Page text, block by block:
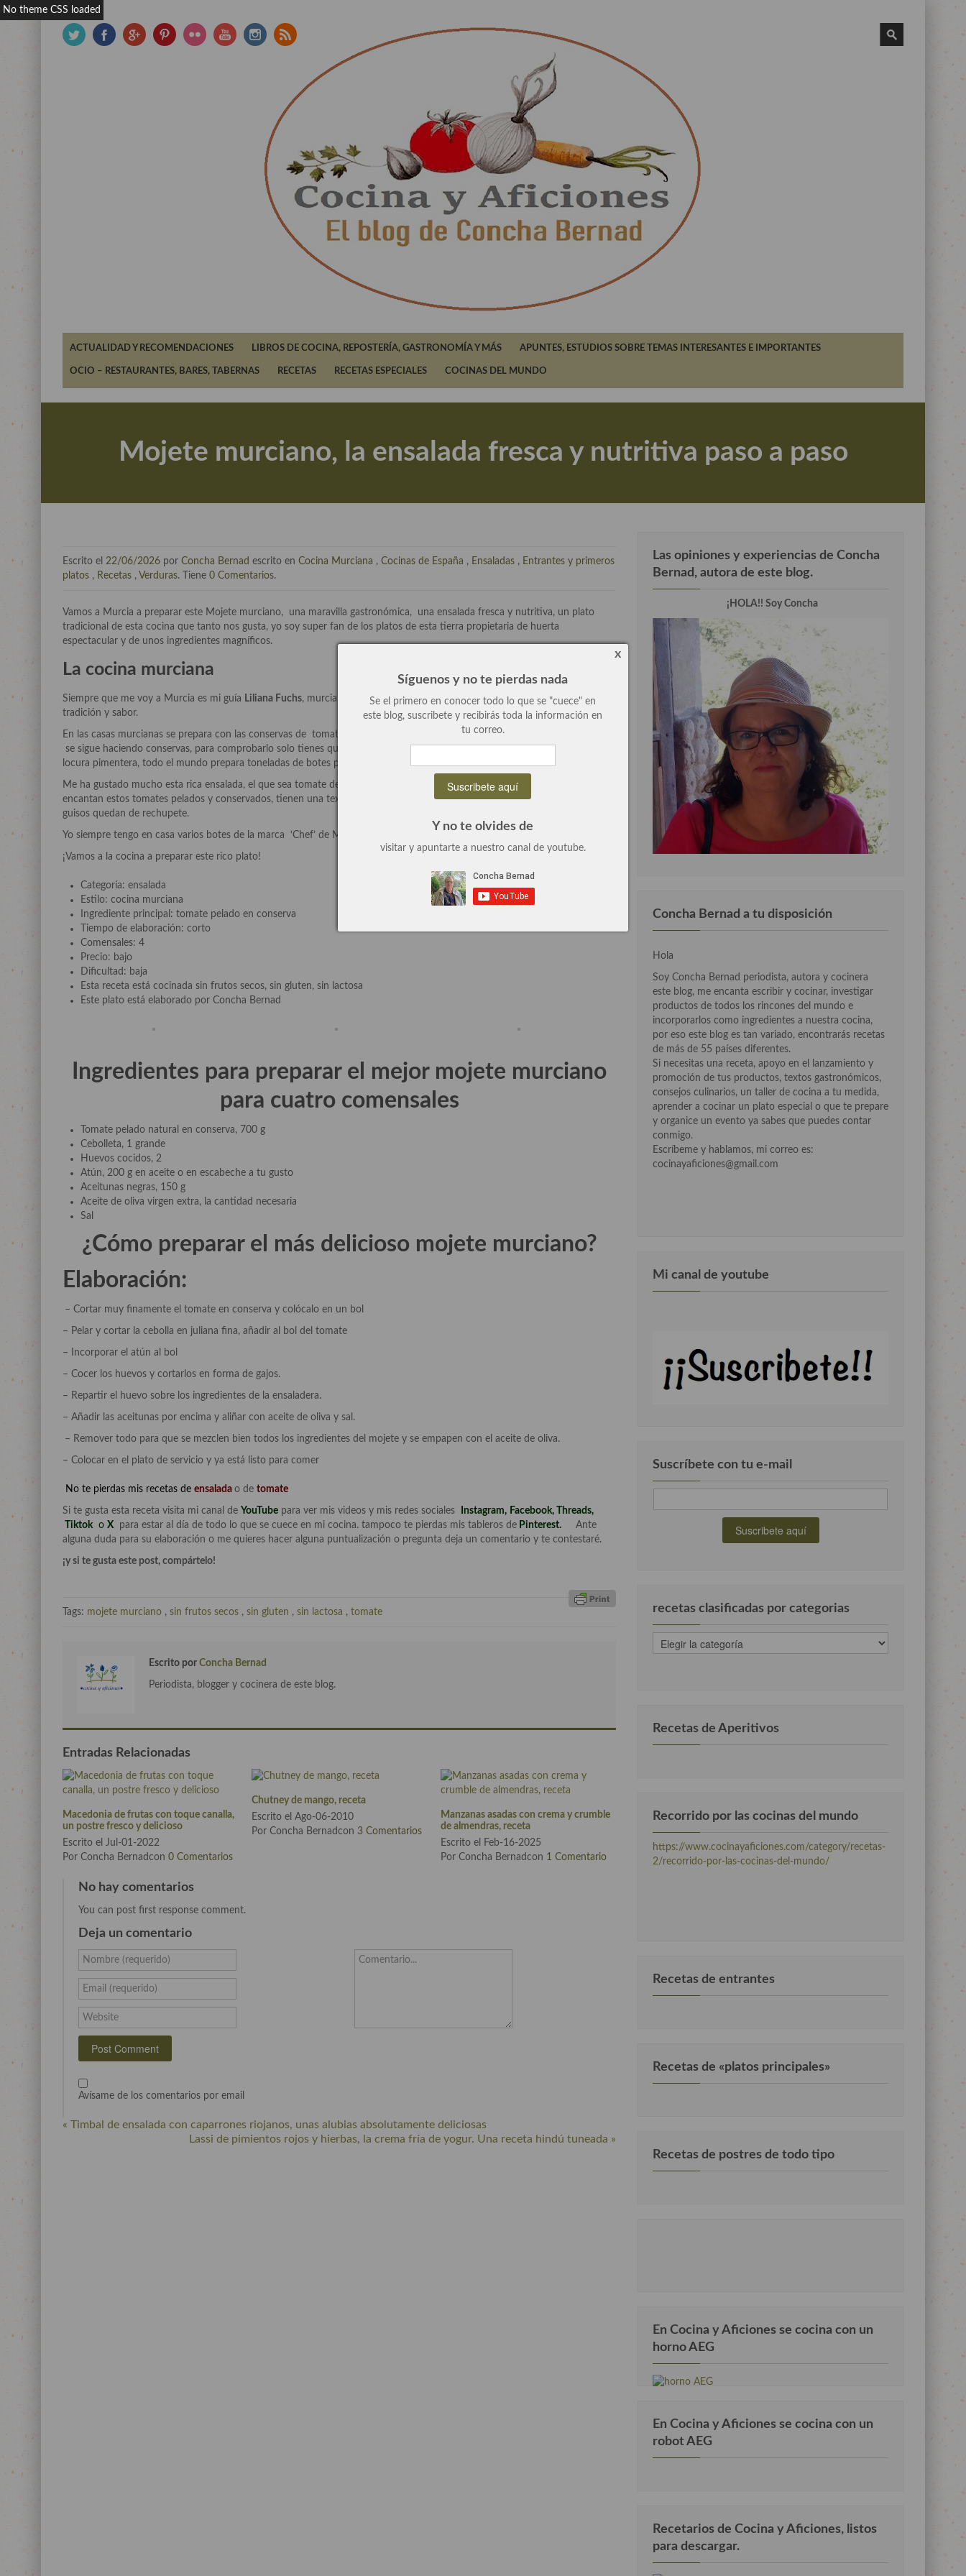
ACTUALIDAD Y RECOMENDACIONES LIBROS DE COCINA, REPOSTERÍA, GASTRONOMÍA Y MÁS APUNTES, ESTUDIOS SOBRE TEMAS INTERESANTES E IMPORTANTES
OCIO – RESTAURANTES, BARES, TABERNAS RECETAS RECETAS ESPECIALES COCINAS DEL MUNDO
Mojete murciano, la ensalada fresca y nutritiva paso a paso
Escrito el 22/06/2026 por Concha Bernad escrito en Cocina Murciana , Cocinas de España , Ensaladas , Entrantes y primeros
platos , Recetas , Verduras. Tiene 0 Comentarios.
Vamos a Murcia a preparar este Mojete murciano, una maravilla gastronómica, una ensalada fresca y nutritiva, un plato
tradicional de esta cocina que tanto nos gusta, yo soy super fan de los platos de esta tierra propietaria de huerta
espectacular y de unos ingredientes magníficos.
La cocina murciana
Siempre que me voy a Murcia es mi guía Liliana Fuchs, murciana de pro que nos brinda las recetas de su familia, pura
tradición y sabor.
En las casas murcianas se prepara con las conservas de tomate que se realizan en la temporada, porqué si amigos y amigas
se sigue haciendo conservas, para comprobarlo solo tienes que ir a La Rioja en la temporada de los piquillos e imbuirte en la
locura pimentera, todo el mundo prepara toneladas de botes para disfrutar todo el año.
Me ha gustado mucho esta rica ensalada, el que sea tomate de bote le da un toque muy especial y un sabor genial. A mí me
encantan estos tomates pelados y conservados, tienen una textura y un sabor muy especial que se transmite a tus platos, los
guisos quedan de rechupete.
Yo siempre tengo en casa varios botes de la marca ‘Chef’ de Makro son de una gran calidad.
¡Vamos a la cocina a preparar este rico plato!
Categoría: ensalada
Estilo: cocina murciana
Ingrediente principal: tomate pelado en conserva
Tiempo de elaboración: corto
Comensales: 4
Precio: bajo
Dificultad: baja
Esta receta está cocinada sin frutos secos, sin gluten, sin lactosa
Este plato está elaborado por Concha Bernad
Ingredientes para preparar el mejor mojete murciano
para cuatro comensales
Tomate pelado natural en conserva, 700 g
Cebolleta, 1 grande
Huevos cocidos, 2
Atún, 200 g en aceite o en escabeche a tu gusto
Aceitunas negras, 150 g
Aceite de oliva virgen extra, la cantidad necesaria
Sal
¿Cómo preparar el más delicioso mojete murciano?
Elaboración:
– Cortar muy finamente el tomate en conserva y colócalo en un bol
– Pelar y cortar la cebolla en juliana fina, añadir al bol del tomate
– Incorporar el atún al bol
– Cocer los huevos y cortarlos en forma de gajos.
– Repartir el huevo sobre los ingredientes de la ensaladera.
– Añadir las aceitunas por encima y aliñar con aceite de oliva y sal.
– Remover todo para que se mezclen bien todos los ingredientes del mojete y se empapen con el aceite de oliva.
– Colocar en el plato de servicio y ya está listo para comer
No te pierdas mis recetas de ensalada o de tomate
Si te gusta esta receta visita mi canal de YouTube para ver mis videos y mis redes sociales Instagram, Facebook,
Threads,
Tiktoko X para estar al día de todo lo que se cuece en mi cocina. tampoco te pierdas mis tableros de Pinterest. Ante
alguna duda para su elaboración o me quieres hacer alguna puntualización o pregunta deja un comentario y te contestaré.
¡y si te gusta este post, compártelo!
Tags: mojete murciano , sin frutos secos , sin gluten , sin lactosa , tomate
Escrito por Concha Bernad
Periodista, blogger y cocinera de este blog.
Entradas Relacionadas
Macedonia de frutas con toque canalla,
un postre fresco y delicioso
Escrito el Jul-01-2022
Por Concha Bernadcon 0 Comentarios
Chutney de mango, receta
Escrito el Ago-06-2010
Por Concha Bernadcon3 Comentarios
Manzanas asadas con crema y crumble
de almendras, receta
Escrito el Feb-16-2025
Por Concha Bernadcon 1 Comentario
No hay comentarios
You can post first response comment.
Deja un comentario
Nombre (requerido)
Email (requerido)
Website
Comentario...
Avísame de los comentarios por email
« Timbal de ensalada con caparrones riojanos, unas alubias absolutamente deliciosas
Lassi de pimientos rojos y hierbas, la crema fría de yogur. Una receta hindú tuneada »
Las opiniones y experiencias de Concha
Bernad, autora de este blog.
¡HOLA!! Soy Concha
Concha Bernad a tu disposición
Hola
Soy Concha Bernad periodista, autora y cocinera
este blog, me encanta escribir y cocinar, investigar
productos de todos los rincones del mundo e
incorporarlos como ingredientes a nuestra cocina,
por eso este blog es tan variado, encontrarás recetas
de más de 55 países diferentes.
Si necesitas una receta, apoyo en el lanzamiento y
promoción de tus productos, textos gastronómicos,
consejos culinarios, un taller de cocina a tu medida,
aprender a cocinar un plato especial o que te prepare
y organice un evento ya sabes que puedes contar
conmigo.
Escríbeme y hablamos, mi correo es:
cocinayaficiones@gmail.com
Mi canal de youtube
Suscríbete con tu e-mail
recetas clasificadas por categorias
recetas
clasificadas
Recetas de Aperitivos
Recorrido por las cocinas del mundo
https://www.cocinayaficiones.com/category/recetas-
2/recorrido-por-las-cocinas-del-mundo/
Recetas de entrantes
Recetas de «platos principales»
Recetas de postres de todo tipo
En Cocina y Aficiones se cocina con un
horno AEG
En Cocina y Aficiones se cocina con un
robot AEG
Recetarios de Cocina y Aficiones, listos
para descargar.
x
Síguenos y no te pierdas nada
Se el primero en conocer todo lo que se "cuece" en
este blog, suscribete y recibirás toda la información en
tu correo.
Y no te olvides de
visitar y apuntarte a nuestro canal de youtube.
No theme CSS loaded